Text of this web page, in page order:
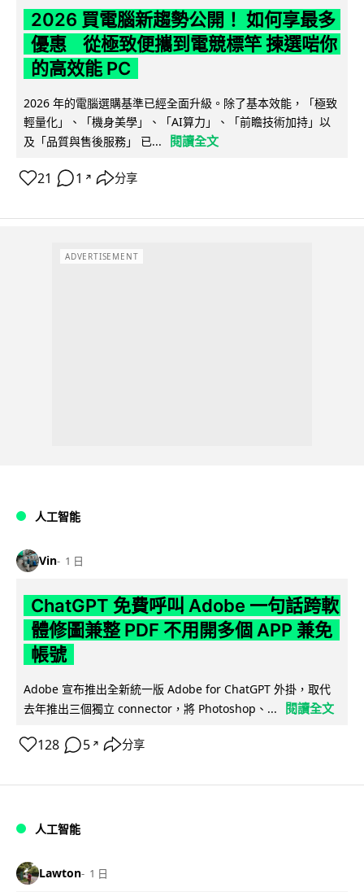
2026 買電腦新趨勢公開！ 如何享最多
優惠 從極致便攜到電競標竿 揀選啱你
的高效能 PC
2026 年的電腦選購基準已經全面升級。除了基本效能，「極致
輕量化」、「機身美學」、「AI算力」、「前瞻技術加持」以
及「品質與售後服務」 已...
閱讀全文
21 1 ↗ 分享
ADVERTISEMENT
人工智能
Vin 1 日
ChatGPT 免費呼叫 Adobe 一句話跨軟
體修圖兼整 PDF 不用開多個 APP 兼免
帳號
Adobe 宣布推出全新統一版 Adobe for ChatGPT 外掛，取代
去年推出三個獨立 connector，將 Photoshop、...
閱讀全文
128 5 ↗ 分享
人工智能
Lawton 1 日